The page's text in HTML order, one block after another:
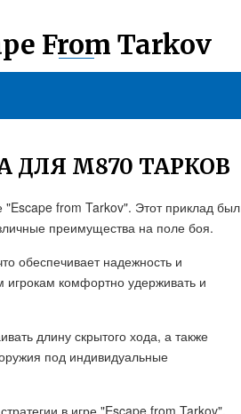
From Tarkov
ДЛЯ M870 ТАРКОВ
from Tarkov". Этот приклад был
преимущества на поле боя.
обеспечивает надежность и
комфортно удерживать и
длину скрытого хода, а также
под индивидуальные
в игре "Escape from Tarkov".